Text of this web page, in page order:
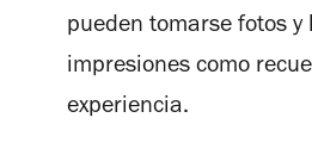
pueden tomarse fotos y
impresiones como
experiencia.